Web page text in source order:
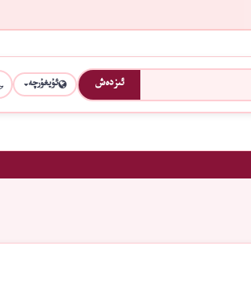
ئىزدەش ئۇيغۇرچە